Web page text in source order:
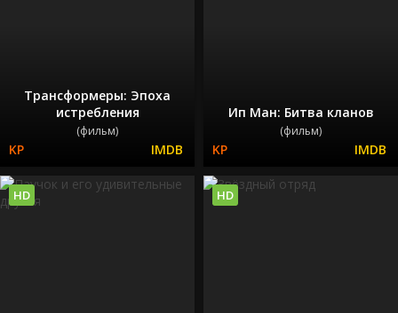
Трансформеры: Эпоха
истребления
(фильм)
Ип Ман: Битва кланов
(фильм)
HD HD